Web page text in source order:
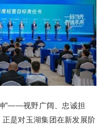
”——视野广阔、忠诚担
是对玉湖集团在新发展阶